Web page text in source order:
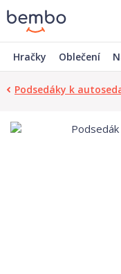
Hračky Oblečení
Podsedáky k